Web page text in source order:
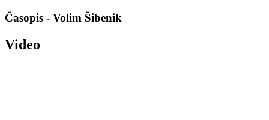
Časopis - Volim Šibenik
Video